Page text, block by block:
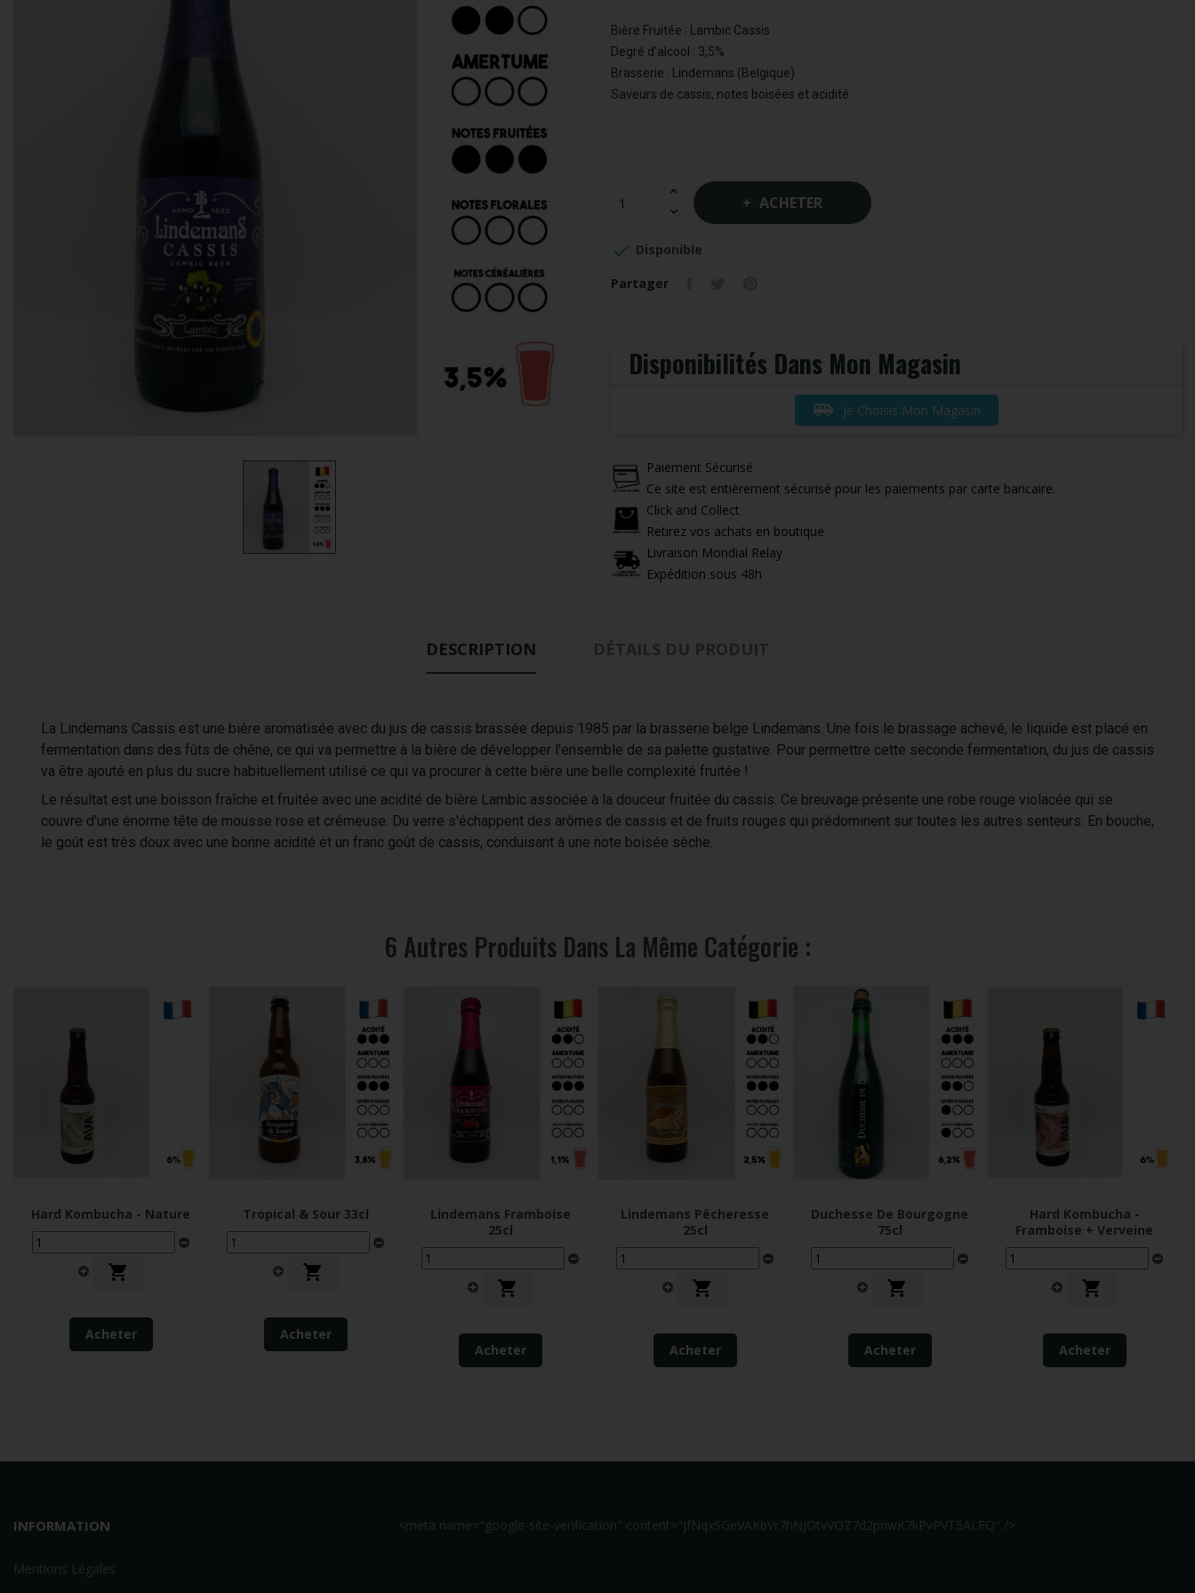
Bière Fruitée : Lambic Cassis
Degré d'alcool : 3,5%
Brasserie : Lindemans (Belgique)
Saveurs de cassis, notes boisées et acidité
ACHETER
 Disponible
Partager
Disponibilités Dans Mon Magasin
airport_shuttle Je Choisis Mon Magasin
Paiement Sécurisé
Ce site est entièrement sécurisé pour les paiements par carte bancaire.
Click and Collect
Retirez vos achats en boutique
Livraison Mondial Relay
Expédition sous 48h
DESCRIPTION DÉTAILS DU PRODUIT
La Lindemans Cassis est une bière aromatisée avec du jus de cassis brassée depuis 1985 par la brasserie belge Lindemans. Une fois le brassage achevé, le liquide est placé en
fermentation dans des fûts de chêne, ce qui va permettre à la bière de développer l'ensemble de sa palette gustative. Pour permettre cette seconde fermentation, du jus de cassis
va être ajouté en plus du sucre habituellement utilisé ce qui va procurer à cette bière une belle complexité fruitée !
Le résultat est une boisson fraîche et fruitée avec une acidité de bière Lambic associée à la douceur fruitée du cassis. Ce breuvage présente une robe rouge violacée qui se
couvre d'une énorme tête de mousse rose et crémeuse. Du verre s'échappent des arômes de cassis et de fruits rouges qui prédominent sur toutes les autres senteurs. En bouche,
le goût est très doux avec une bonne acidité et un franc goût de cassis, conduisant à une note boisée sèche.
6 Autres Produits Dans La Même Catégorie :
Hard Kombucha - Nature

Acheter
Tropical & Sour 33cl

Acheter
Lindemans Framboise
25cl

Acheter
Lindemans Pêcheresse
25cl

Acheter
Duchesse De Bourgogne
75cl

Acheter
Hard Kombucha -
Framboise + Verveine

Acheter
INFORMATION
Mentions Légales
<meta name="google-site-verification" content="jfNqxSGeVAKbVr7hNJOtvVOZ7d2pnwK7kPvPVT5ALFQ" />